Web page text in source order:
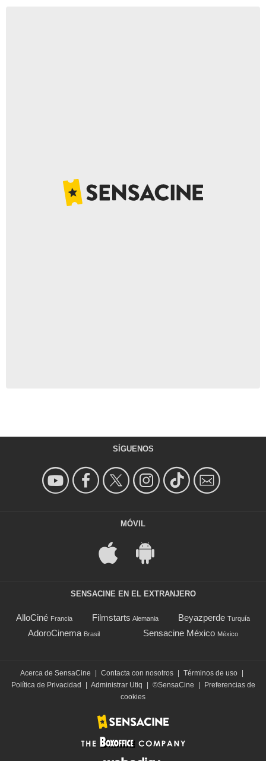
SÍGUENOS
MÓVIL
SENSACINE EN EL EXTRANJERO
AlloCiné Francia Filmstarts Alemania Beyazperde Turquía
AdoroCinema Brasil Sensacine México México
Acerca de SensaCine | Contacta con nosotros | Términos de uso |
Política de Privacidad
| Administrar Utiq | ©SensaCine |
Preferencias de
cookies